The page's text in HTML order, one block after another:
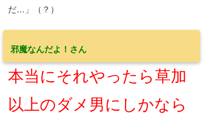
だ…」（？）
邪魔なんだよ！さん
本当にそれやったら草加
以上のダメ男にしかなら